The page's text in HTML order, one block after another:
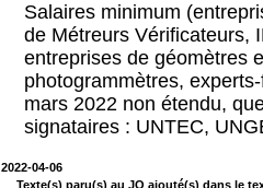
Salaires minimum
de Métreurs Vérificateurs,
entreprises de géomètres
photogrammètres,
mars 2022 non étendu,
signataires : UNTEC,
2022-04-06
Texte(s) paru(s) au JO ajouté(s) dans le